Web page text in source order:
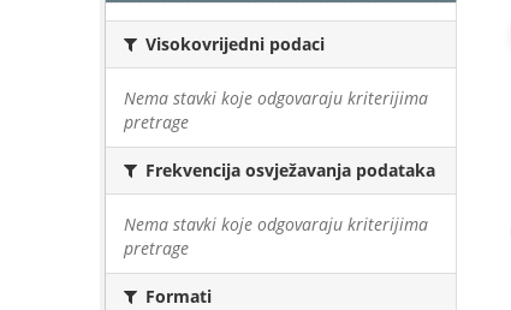
Visokovrijedni podaci
Nema stavki koje odgovaraju kriterijima
pretrage
Frekvencija osvježavanja podataka
Nema stavki koje odgovaraju kriterijima
pretrage
Formati